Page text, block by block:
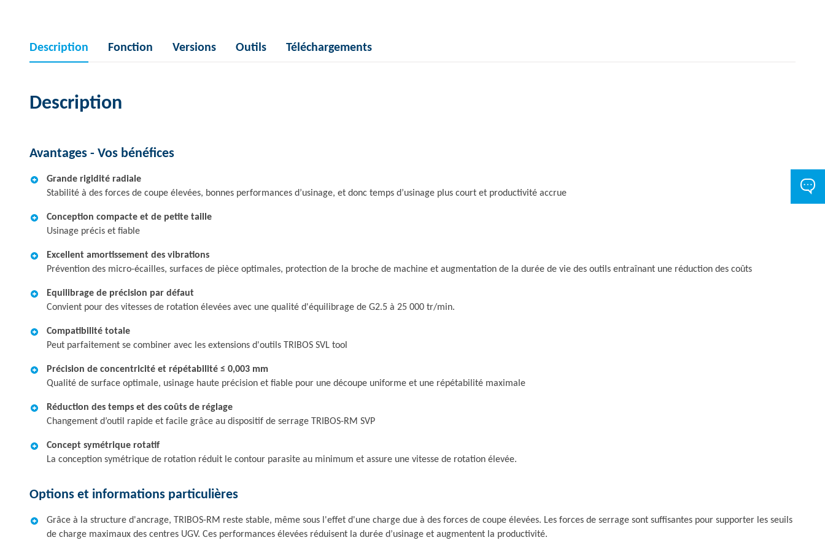
Description Fonction Versions Outils Téléchargements
Description
Avantages - Vos bénéfices
Grande rigidité radiale
Stabilité à des forces de coupe élevées, bonnes performances d’usinage, et donc temps d’usinage plus court et productivité accrue
Conception compacte et de petite taille
Usinage précis et fiable
Excellent amortissement des vibrations
Prévention des micro-écailles, surfaces de pièce optimales, protection de la broche de machine et augmentation de la durée de vie des outils entraînant une réduction des coûts
Equilibrage de précision par défaut
Convient pour des vitesses de rotation élevées avec une qualité d'équilibrage de G2.5 à 25 000 tr/min.
Compatibilité totale
Peut parfaitement se combiner avec les extensions d'outils TRIBOS SVL tool
Précision de concentricité et répétabilité ≤ 0,003 mm
Qualité de surface optimale, usinage haute précision et fiable pour une découpe uniforme et une répétabilité maximale
Réduction des temps et des coûts de réglage
Changement d’outil rapide et facile grâce au dispositif de serrage TRIBOS-RM SVP
Concept symétrique rotatif
La conception symétrique de rotation réduit le contour parasite au minimum et assure une vitesse de rotation élevée.
Options et informations particulières
Grâce à la structure d'ancrage, TRIBOS-RM reste stable, même sous l'effet d'une charge due à des forces de coupe élevées. Les forces de serrage sont suffisantes pour supporter les seuils
de charge maximaux des centres UGV. Ces performances élevées réduisent la durée d’usinage et augmentent la productivité.